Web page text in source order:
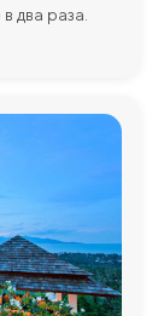
два раза.